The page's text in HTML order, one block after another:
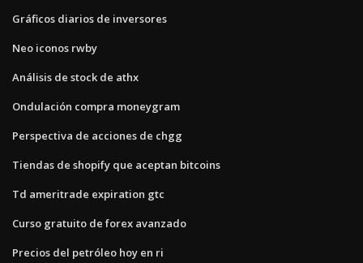
Gráficos diarios de inversores
Neo iconos rwby
Análisis de stock de athx
Ondulación compra moneygram
Perspectiva de acciones de chgg
Tiendas de shopify que aceptan bitcoins
Td ameritrade expiration gtc
Curso gratuito de forex avanzado
Precios del petróleo hoy en ri